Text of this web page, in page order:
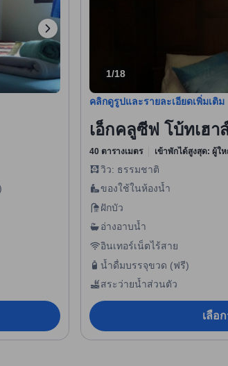
1/18
คลิกดูรูปและรายละเอียดเพิ่มเติม
เอ็กคลูซีฟ โบ้ทเฮ
40 ตารางเมตร เข้าพักได้สูงสุด: ผู้ใ
วิว: ธรรมชาติ
ของใช้ในห้องน้ำ
ฝักบัว
อ่างอาบน้ำ
อินเทอร์เน็ตไร้สาย
น้ำดื่มบรรจุขวด (ฟรี)
สระว่ายน้ำส่วนตัว
เลือ